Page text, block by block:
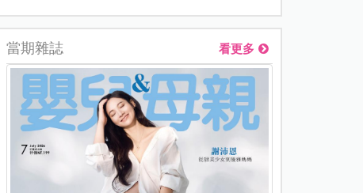
當期雜誌 看更多